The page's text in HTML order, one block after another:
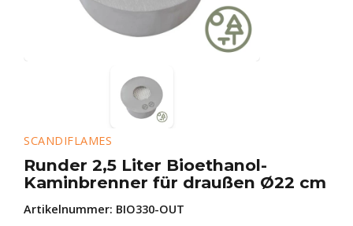
SCANDIFLAMES
Runder 2,5 Liter Bioethanol-
Kaminbrenner für draußen Ø22 cm
Artikelnummer: BIO330-OUT